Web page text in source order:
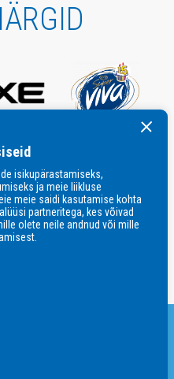
isikupärastamiseks,
ja meie liikluse
meie saidi kasutamise kohta
partneritega, kes võivad
olete neile andnud või mille